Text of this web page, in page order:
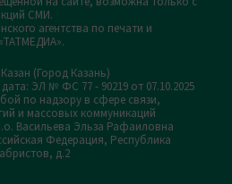
СМИ.
агентства по печати и
(Город Казань)
ЭЛ № ФС 77 - 90219 от 07.10.2025
по надзору в сфере связи,
и массовых коммуникаций
Васильева Эльза Рафаиловна
Федерация, Республика
д.2